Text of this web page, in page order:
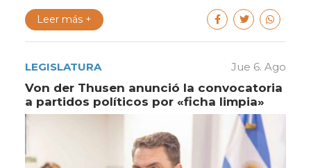
Leer más +
LEGISLATURA Jue 6. Ago
Von der Thusen anunció la convocatoria
a partidos políticos por «ficha limpia»